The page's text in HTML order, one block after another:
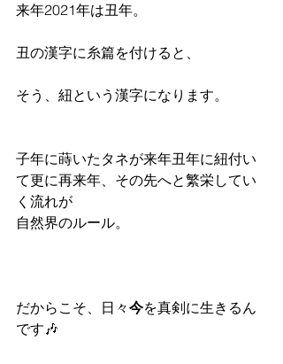
来年2021年は丑年。
丑の漢字に糸篇を付けると、
そう、紐という漢字になります。
子年に蒔いたタネが来年丑年に紐付い
て更に再来年、その先へと繁栄してい
く流れが
自然界のルール。
だからこそ、日々今を真剣に生きるん
です🎶